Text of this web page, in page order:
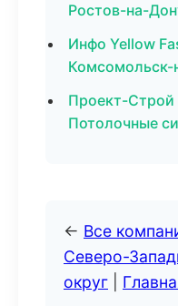
Ростов-на-
Инфо Yellow
Проект-Строй
Потолочные
← Все
Северо-
округ